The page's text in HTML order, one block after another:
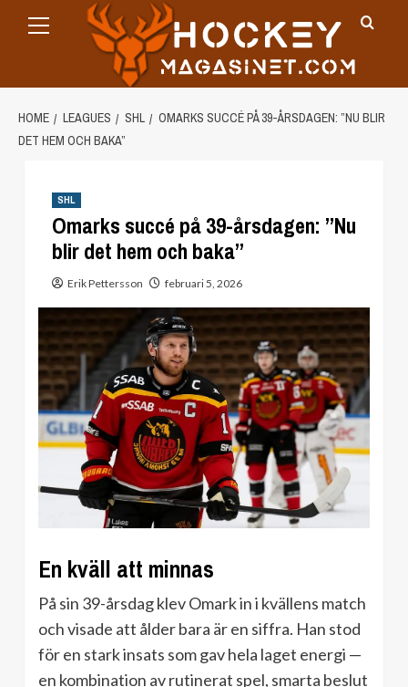
Menu
HOME LEAGUES SHL
OMARKS SUCCÉ PÅ 39-ÅRSDAGEN: ”NU BLIR
DET HEM OCH BAKA”
SHL
Omarks succé på 39-årsdagen: ”Nu
blir det hem och baka”
Erik Pettersson februari 5, 2026
En kväll att minnas
På sin 39-årsdag klev Omark in i kvällens match
och visade att ålder bara är en siffra. Han stod
för en stark insats som gav hela laget energi —
en kombination av rutinerat spel, smarta beslut